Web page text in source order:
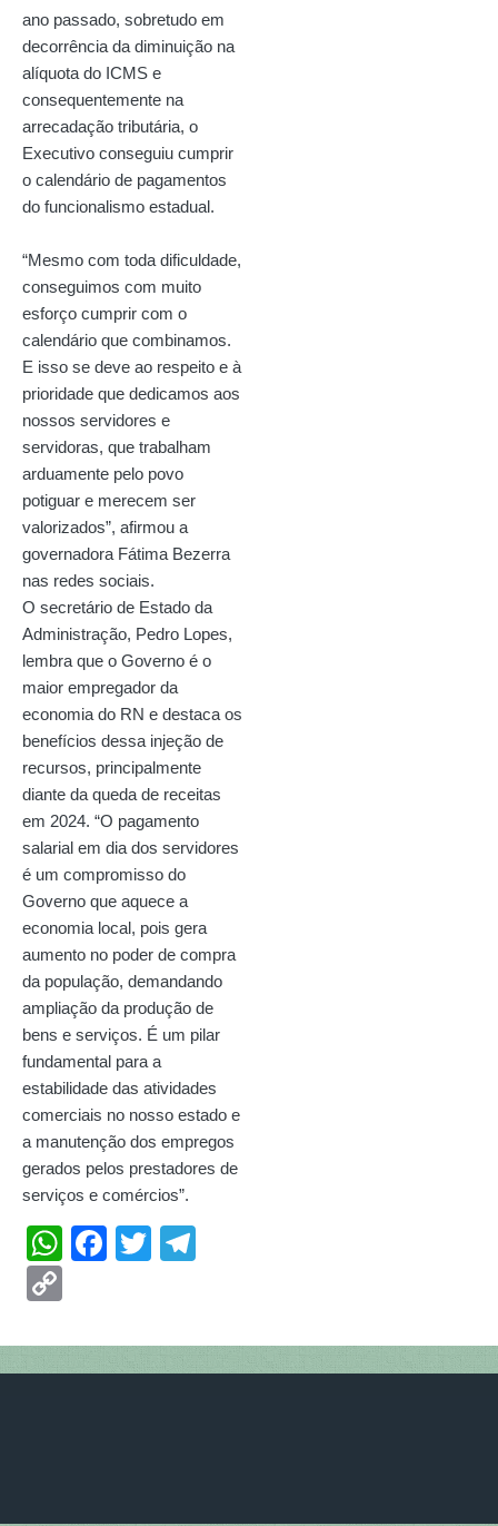
ano passado, sobretudo em
decorrência da diminuição na
alíquota do ICMS e
consequentemente na
arrecadação tributária, o
Executivo conseguiu cumprir
o calendário de pagamentos
do funcionalismo estadual.
“Mesmo com toda dificuldade,
conseguimos com muito
esforço cumprir com o
calendário que combinamos.
E isso se deve ao respeito e à
prioridade que dedicamos aos
nossos servidores e
servidoras, que trabalham
arduamente pelo povo
potiguar e merecem ser
valorizados”, afirmou a
governadora Fátima Bezerra
nas redes sociais.
O secretário de Estado da
Administração, Pedro Lopes,
lembra que o Governo é o
maior empregador da
economia do RN e destaca os
benefícios dessa injeção de
recursos, principalmente
diante da queda de receitas
em 2024. “O pagamento
salarial em dia dos servidores
é um compromisso do
Governo que aquece a
economia local, pois gera
aumento no poder de compra
da população, demandando
ampliação da produção de
bens e serviços. É um pilar
fundamental para a
estabilidade das atividades
comerciais no nosso estado e
a manutenção dos empregos
gerados pelos prestadores de
serviços e comércios”.
W
s
A
F
b
o
T
er gr
a
p